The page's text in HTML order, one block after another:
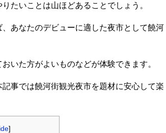
たいことは山ほどあることでしょう。
あなたのデビューに適した夜市として饒河
いた方がよいものなどが体験できます。
事では饒河街観光夜市を題材に安心して楽
]